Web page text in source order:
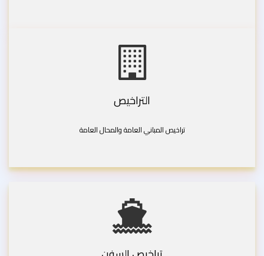
التراخيص
تراخيص المباني العامة والمحال العامة